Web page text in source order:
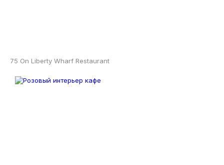
75 On Liberty Wharf Restaurant